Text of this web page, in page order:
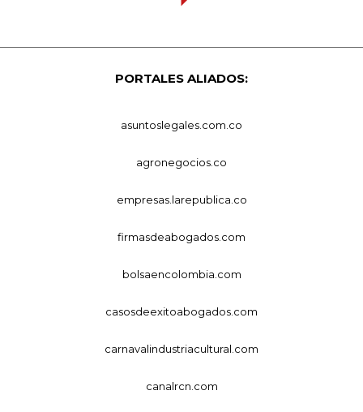
PORTALES ALIADOS:
asuntoslegales.com.co
agronegocios.co
empresas.larepublica.co
firmasdeabogados.com
bolsaencolombia.com
casosdeexitoabogados.com
carnavalindustriacultural.com
canalrcn.com